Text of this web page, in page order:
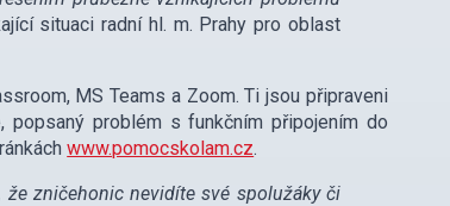
situaci radní hl. m. Prahy pro oblast
MS Teams a Zoom. Ti jsou připraveni
popsaný problém s funkčním připojením do
www.pomocskolam.cz.
zničehonic nevidíte své spolužáky či